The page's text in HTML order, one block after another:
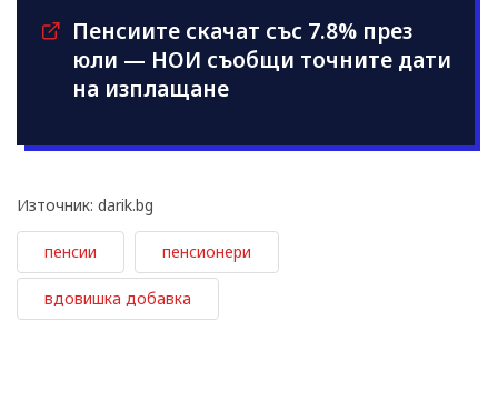
Пенсиите скачат със 7.8% през
юли — НОИ съобщи точните дати
на изплащане
Източник: darik.bg
пенсии пенсионери
вдовишка добавка